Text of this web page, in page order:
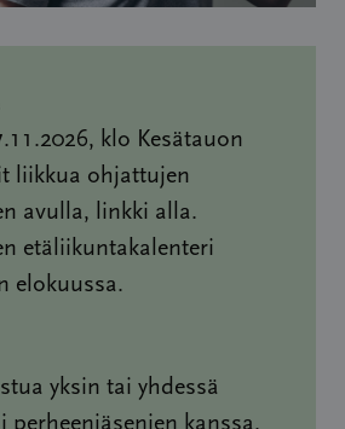
klo Kesätauon
liikkua ohjattujen
avulla, linkki alla.
etäliikuntakalenteri
elokuussa.
yksin tai yhdessä
perheenjäsenien kanssa.